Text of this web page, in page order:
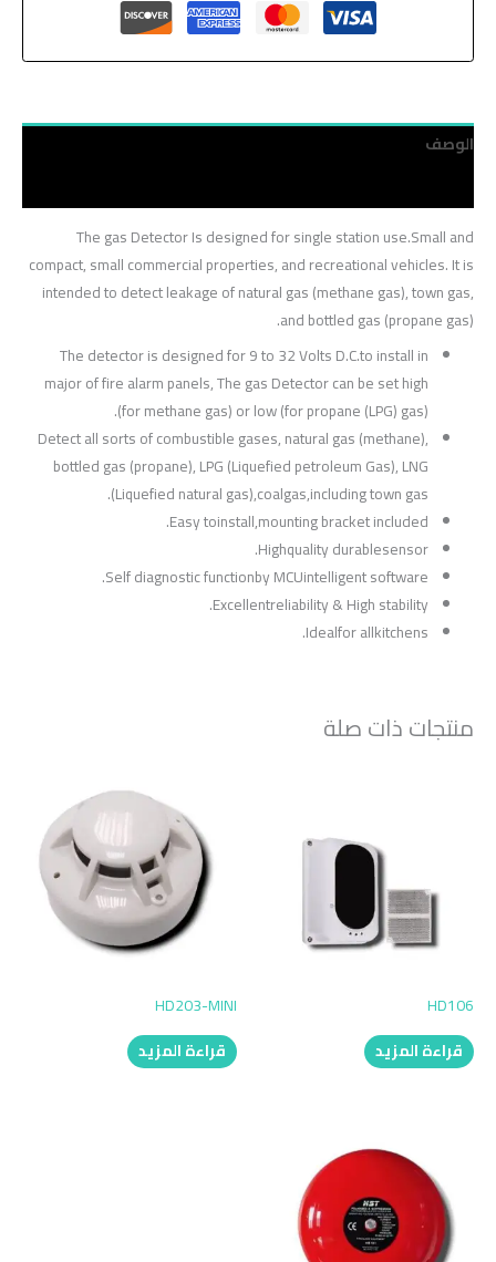
الوصف
The gas Detector Is designed for single station use.Small and
compact, small commercial properties, and recreational vehicles. It is
intended to detect leakage of natural gas (methane gas), town gas,
and bottled gas (propane gas).
The detector is designed for 9 to 32 Volts D.C.to install in
major of fire alarm panels, The gas Detector can be set high
(for methane gas) or low (for propane (LPG) gas).
Detect all sorts of combustible gases, natural gas (methane),
bottled gas (propane), LPG (Liquefied petroleum Gas), LNG
(Liquefied natural gas),coalgas,including town gas.
Easy toinstall,mounting bracket included.
Highquality durablesensor.
Self diagnostic functionby MCUintelligent software.
Excellentreliability & High stability.
Idealfor allkitchens.
منتجات ذات صلة
HD106
قراءة المزيد
HD203-MINI
قراءة المزيد